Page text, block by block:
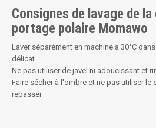
Consignes de lavage de
portage polaire Momawo
Laver séparément en machine à 30°C
délicat
Ne pas utiliser de javel ni adoucissant et
Faire sécher à l'ombre et ne pas utiliser le
repasser